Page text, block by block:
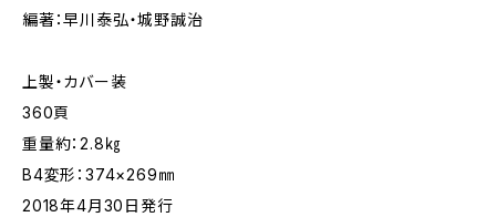
編著：早川泰弘・城野誠治
上製・カバー装
360頁
重量約：2.8㎏
B4変形：374×269㎜
2018年4月30日発行